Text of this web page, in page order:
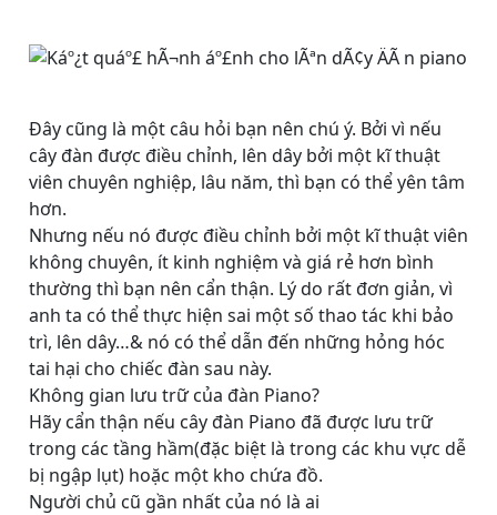
Đây cũng là một câu hỏi bạn nên chú ý. Bởi vì nếu
cây đàn được điều chỉnh, lên dây bởi một kĩ thuật
viên chuyên nghiệp, lâu năm, thì bạn có thể yên tâm
hơn.
Nhưng nếu nó được điều chỉnh bởi một kĩ thuật viên
không chuyên, ít kinh nghiệm và giá rẻ hơn bình
thường thì bạn nên cẩn thận. Lý do rất đơn giản, vì
anh ta có thể thực hiện sai một số thao tác khi bảo
trì, lên dây…& nó có thể dẫn đến những hỏng hóc
tai hại cho chiếc đàn sau này.
Không gian lưu trữ của đàn Piano?
Hãy cẩn thận nếu cây đàn Piano đã được lưu trữ
trong các tầng hầm(đặc biệt là trong các khu vực dễ
bị ngập lụt) hoặc một kho chứa đồ.
Người chủ cũ gần nhất của nó là ai